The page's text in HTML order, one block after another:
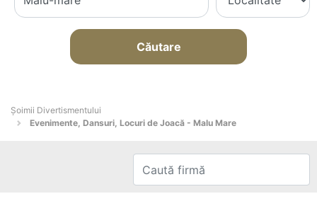
Căutare
Şoimii Divertismentului
Evenimente, Dansuri, Locuri de Joacă - Malu Mare